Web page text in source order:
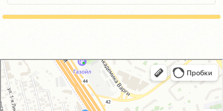
GM-City&VAG-Repair
Автосервис, автотехцентр в Москве
Магазин автозапчастей и автотоваров в Москве